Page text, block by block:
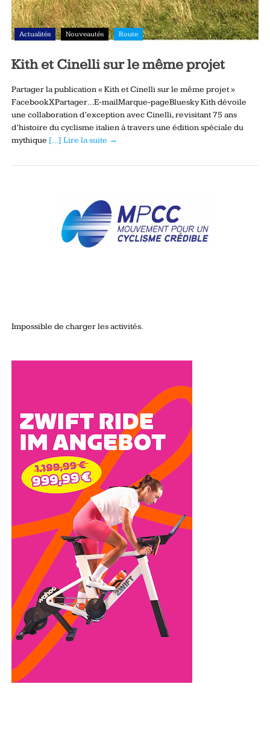
Actualités Nouveautés Route
Kith et Cinelli sur le même projet
Partager la publication « Kith et Cinelli sur le même projet »
FacebookXPartager…E-mailMarque-pageBluesky Kith dévoile
une collaboration d’exception avec Cinelli, revisitant 75 ans
d’histoire du cyclisme italien à travers une édition spéciale du
mythique […] Lire la suite →
Impossible de charger les activités.